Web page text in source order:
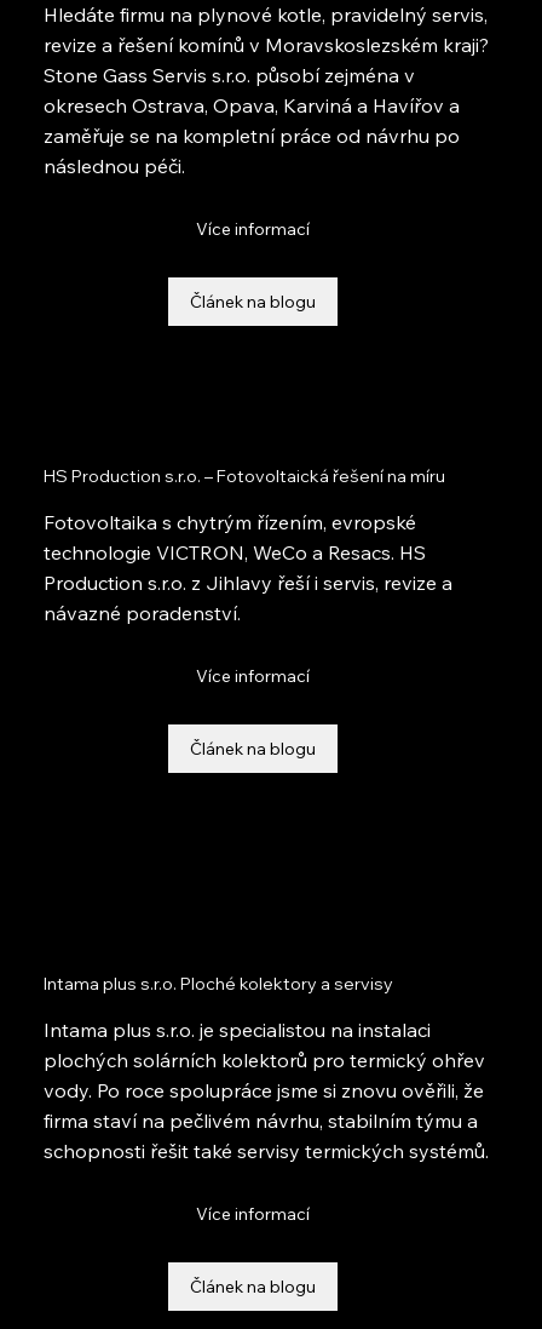
Hledáte firmu na plynové kotle, pravidelný servis,
revize a řešení komínů v Moravskoslezském kraji?
Stone Gass Servis s.r.o. působí zejména v
okresech Ostrava, Opava, Karviná a Havířov a
zaměřuje se na kompletní práce od návrhu po
následnou péči.
Více informací
Článek na blogu
HS Production s.r.o. – Fotovoltaická řešení na míru
Fotovoltaika s chytrým řízením, evropské
technologie VICTRON, WeCo a Resacs. HS
Production s.r.o. z Jihlavy řeší i servis, revize a
návazné poradenství.
Více informací
Článek na blogu
Intama plus s.r.o. Ploché kolektory a servisy
Intama plus s.r.o. je specialistou na instalaci
plochých solárních kolektorů pro termický ohřev
vody. Po roce spolupráce jsme si znovu ověřili, že
firma staví na pečlivém návrhu, stabilním týmu a
schopnosti řešit také servisy termických systémů.
Více informací
Článek na blogu